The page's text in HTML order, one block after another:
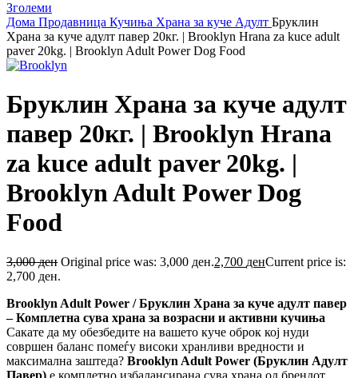
Зголеми
Дома Продавница Кучиња Храна за куче Адулт Бруклин
Храна за куче адулт павер 20кг. | Brooklyn Hrana za kuce adult
paver 20kg. | Brooklyn Adult Power Dog Food
Бруклин Храна за куче адулт
павер 20кг. | Brooklyn Hrana
za kuce adult paver 20kg. |
Brooklyn Adult Power Dog
Food
3,000ден Original price was: 3,000 ден.2,700 денCurrent price is:
2,700 ден.
Brooklyn Adult Power / Бруклин Храна за куче адулт павер
– Комплетна сува храна за возрасни и активни кучиња
Сакате да му обезбедите на вашето куче оброк кој нуди
совршен баланс помеѓу високи хранливи вредности и
максимална заштеда? Brooklyn Adult Power (Бруклин Адулт
Павер) е комплетно избалансирана сува храна од брендот